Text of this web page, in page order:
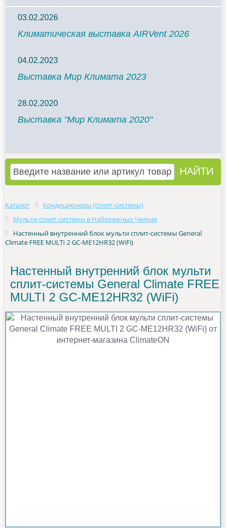
03.02.2026
Климатическая выставка AIRVent 2026
04.02.2023
Выставка Мир Климата 2023
28.02.2020
Выставка "Мир Климата 2020"
Каталог
Кондиционеры (сплит-системы)
Мульти сплит-системы в Набережных Челнах
Настенный внутренний блок мульти сплит-системы General
Climate FREE MULTI 2 GC-ME12HR32 (WiFi)
Настенный внутренний блок мульти
сплит-системы General Climate FREE
MULTI 2 GC-ME12HR32 (WiFi)